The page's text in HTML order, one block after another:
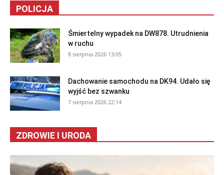
POLICJA
Śmiertelny wypadek na DW878. Utrudnienia
w ruchu
8 sierpnia 2026 13:05
Dachowanie samochodu na DK94. Udało się
wyjść bez szwanku
7 sierpnia 2026 22:14
ZDROWIE I URODA